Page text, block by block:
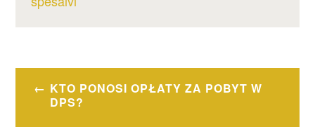
Nawigacja
wpisu
KTO PONOSI OPŁATY ZA POBYT W
DPS?